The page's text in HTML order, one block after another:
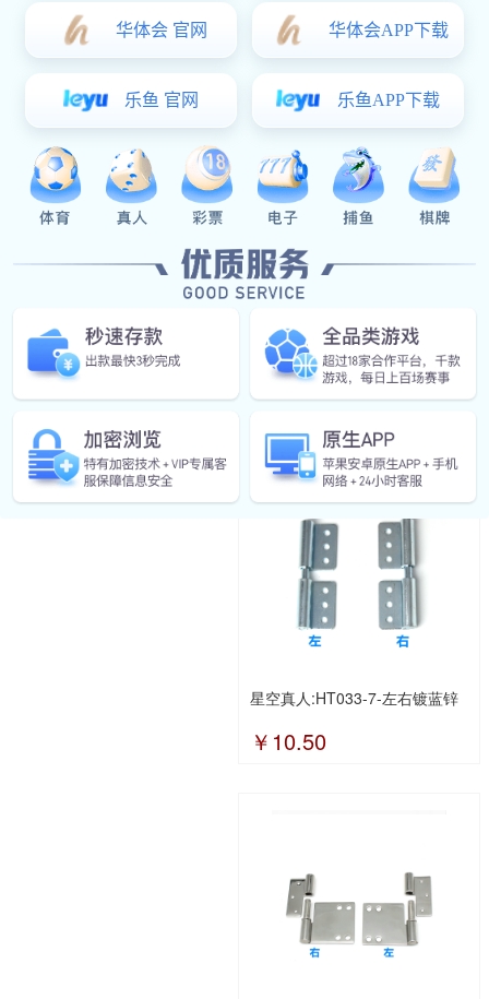
塑料搭扣
不锈钢搭扣
铁质搭扣
导向件
防水盖
限位装置
门锁系列
CL203-1 304不锈钢拉丝
￥20.15
星空真人:HT041-15-振光左右
星空真人:HT033-7-左右镀蓝锌
￥10.50